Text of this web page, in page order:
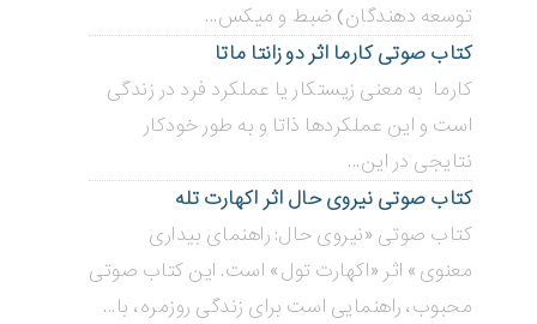
توسعه دهندگان) ضبط و میکس...
کتاب صوتی کارما اثر دو زانتا ماتا
کارما به معنی زیستکار یا عملکرد فرد در زندگی
است و این عملکردها ذاتا و به طور خودکار
نتایجی در این...
کتاب صوتی نیروی حال اثر اکهارت تله
کتاب صوتی «نیروی حال: راهنمای بیداری
معنوی» اثر «اکهارت تول» است. این کتاب صوتی
محبوب، راهنمایی است برای زندگی روزمره، با...